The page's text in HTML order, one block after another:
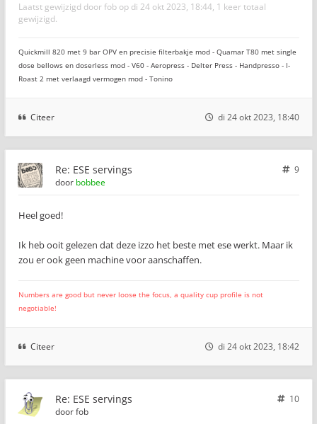
Laatst gewijzigd doorfob op di 24 okt 2023, 18:44, 1 keer totaal
gewijzigd.
Quickmill 820 met 9 bar OPV en precisie filterbakje mod - Quamar T80 met single
dose bellows en doserless mod - V60 - Aeropress - Delter Press - Handpresso - I-
Roast 2 met verlaagd vermogen mod - Tonino
Citeer di 24 okt 2023, 18:40
Re: ESE servings
9
door bobbee
Heel goed!
Ik heb ooit gelezen dat deze izzo het beste met ese werkt. Maar ik
zou er ook geen machine voor aanschaffen.
Numbers are good but never loose the focus, a quality cup profile is not
negotiable!
Citeer di 24 okt 2023, 18:42
Re: ESE servings
10
doorfob